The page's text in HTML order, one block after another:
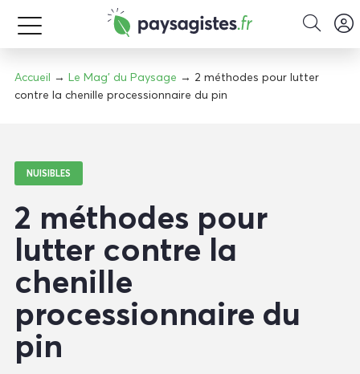
Accueil → Le Mag' du Paysage → 2 méthodes pour lutter
contre la chenille processionnaire du pin
NUISIBLES
2 méthodes pour
lutter contre la
chenille
processionnaire du
pin